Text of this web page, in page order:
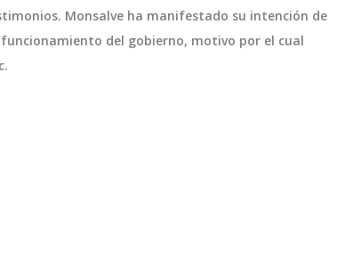
Monsalve ha manifestado su intención de
del gobierno, motivo por el cual
y